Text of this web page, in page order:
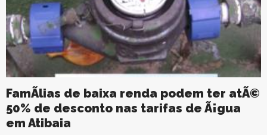
FamÃ­lias de baixa renda podem ter atÃ©
50% de desconto nas tarifas de Ã¡gua
em Atibaia